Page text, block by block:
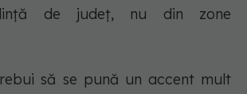
de județ, nu din zone
să se pună un accent mult